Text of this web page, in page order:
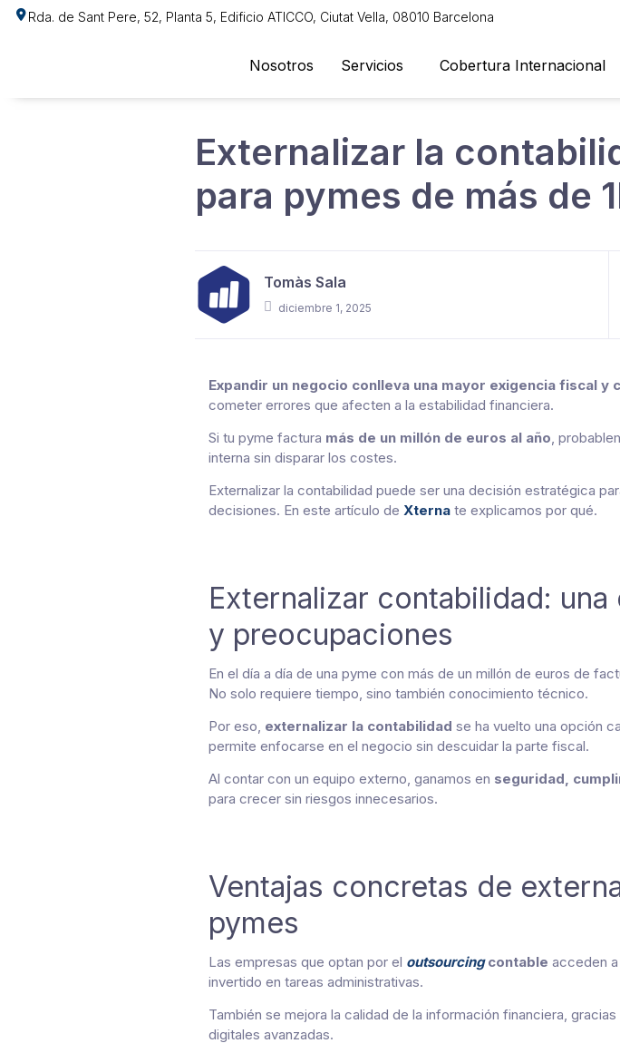
Rda. de Sant Pere, 52, Planta 5, Edificio ATICCO, Ciutat Vella, 08010 Barcelona
Nosotros Servicios Cobertura Internacional
Externalizar la
para pymes de más de
Tomàs Sala
diciembre 1, 2025
Expandir un negocio conlleva una mayor exigencia fiscal y
cometer errores que afecten a la estabilidad financiera.
Si tu pyme factura más de un millón de euros al año,
interna sin disparar los costes.
Externalizar la contabilidad puede ser una decisión estratégica
decisiones. En este artículo de Xternate explicamos por qué.
Externalizar contabilidad:
y preocupaciones
En el día a día de una pyme con más de un millón de euros de
No solo requiere tiempo, sino también conocimiento técnico.
Por eso, externalizar la contabilidad se ha vuelto una opción
permite enfocarse en el negocio sin descuidar la parte fiscal.
Al contar con un equipo externo, ganamos en seguridad,
para crecer sin riesgos innecesarios.
Ventajas concretas de
pymes
Las empresas que optan por el outsourcing contable acceden
invertido en tareas administrativas.
También se mejora la calidad de la información financiera,
digitales avanzadas.